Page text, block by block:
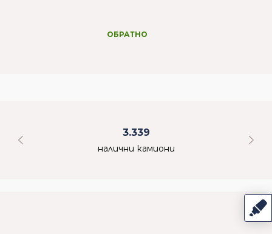
ОБРАТНО
3.339
налични камиони